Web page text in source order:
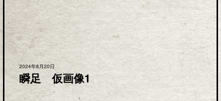
2024年8月20日
瞬足 仮画像1